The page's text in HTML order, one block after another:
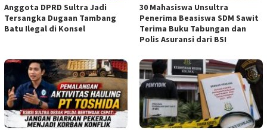
Anggota DPRD Sultra Jadi
Tersangka Dugaan Tambang
Batu Ilegal di Konsel
30 Mahasiswa Unsultra
Penerima Beasiswa SDM Sawit
Terima Buku Tabungan dan
Polis Asuransi dari BSI